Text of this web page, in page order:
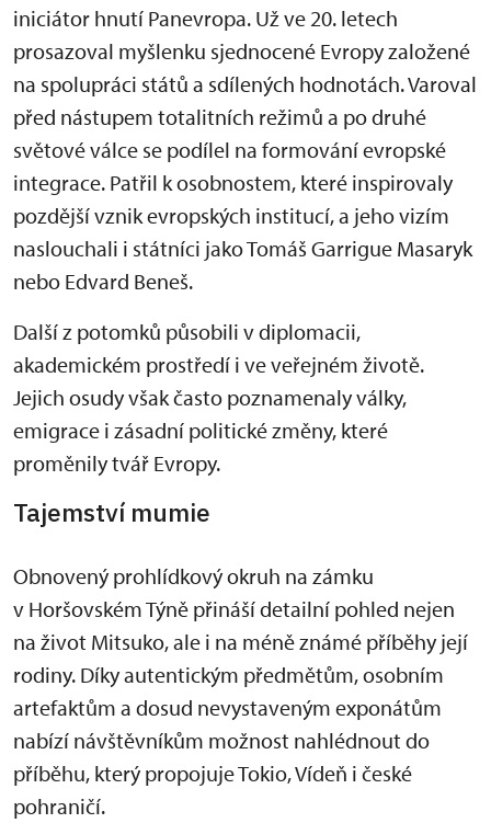
iniciátor hnutí Panevropa. Už ve 20. letech
prosazoval myšlenku sjednocené Evropy založené
na spolupráci států a sdílených hodnotách. Varoval
před nástupem totalitních režimů a po druhé
světové válce se podílel na formování evropské
integrace. Patřil k osobnostem, které inspirovaly
pozdější vznik evropských institucí, a jeho vizím
naslouchali i státníci jako Tomáš Garrigue Masaryk
nebo Edvard Beneš.
Další z potomků působili v diplomacii,
akademickém prostředí i ve veřejném životě.
Jejich osudy však často poznamenaly války,
emigrace i zásadní politické změny, které
proměnily tvář Evropy.
Tajemství mumie
Obnovený prohlídkový okruh na zámku
v Horšovském Týně přináší detailní pohled nejen
na život Mitsuko, ale i na méně známé příběhy její
rodiny. Díky autentickým předmětům, osobním
artefaktům a dosud nevystaveným exponátům
nabízí návštěvníkům možnost nahlédnout do
příběhu, který propojuje Tokio, Vídeň i české
pohraničí.